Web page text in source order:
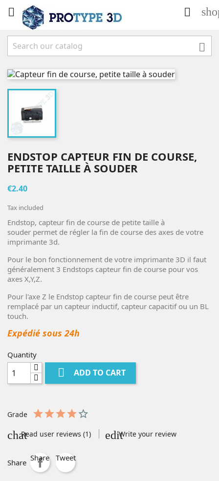
 

ENDSTOP CAPTEUR FIN DE COURSE,
PETITE TAILLE À SOUDER
€2.40
Tax included
Endstop, capteur fin de course de petite taille à
souder permet de régler la fin de course des axes de votre
imprimante 3d.
Pour le bon fonctionnement de votre imprimante 3D il faut
généralement 3 Endstops capteur fin de course pour vos
axes X,Y,Z.
Pour l'axe Z le Endstop capteur fin de course peut être
remplacé par un capteur inductif, capteur capacitif ou un BL
touch.
Expédié sous 24h
Quantity
 ADD TO CART
Grade
Read user reviews (1) Write your review
Share Share Tweet